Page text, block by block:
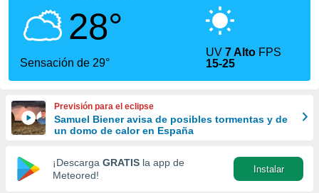
se
calidad.
a este
las
y
forma
digital
basada
28°
Sensación de 29°
UV7 Alto FPS
15-25
Previsión para el eclipse
Samuel Biener avisa de posibles tormentas y de
un domo de calor en España
¡Descarga GRATIS la app de
Meteored!
Instalar